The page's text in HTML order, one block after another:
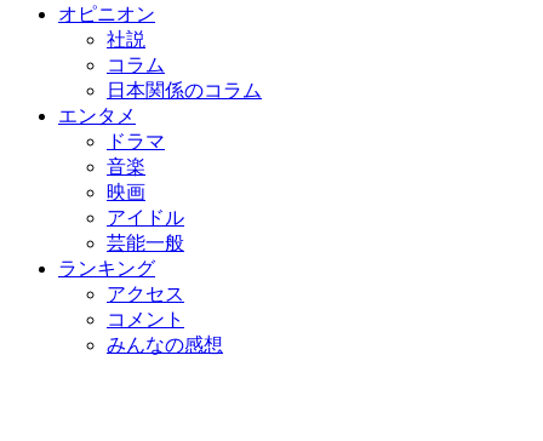
オピニオン
社説
コラム
日本関係のコラム
エンタメ
ドラマ
音楽
映画
アイドル
芸能一般
ランキング
アクセス
コメント
みんなの感想